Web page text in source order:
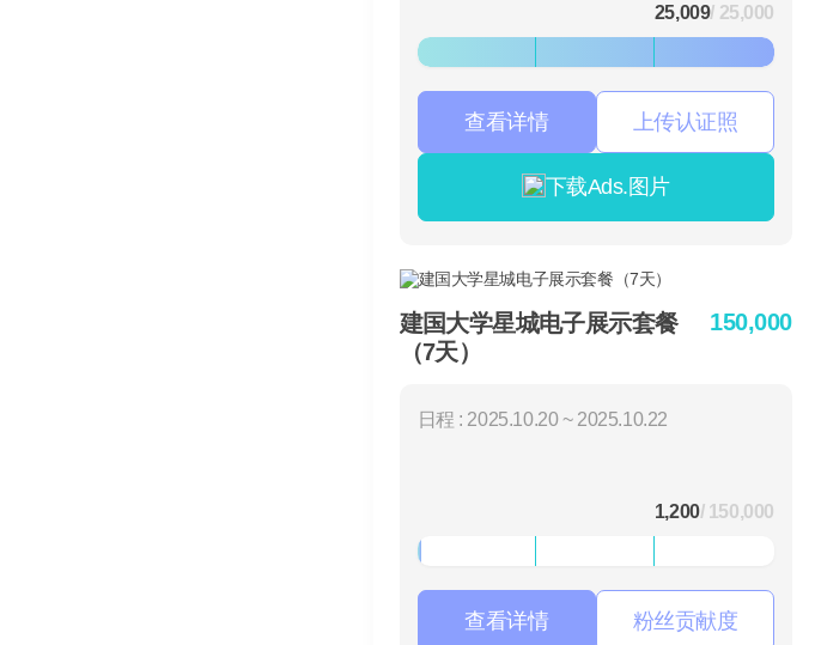
25,009/ 25,000
查看详情 上传认证照
下载Ads.图片
建国大学星城电子展示套餐
（7天）
150,000
日程 : 2025.10.20 ~ 2025.10.22
1,200/ 150,000
查看详情 粉丝贡献度